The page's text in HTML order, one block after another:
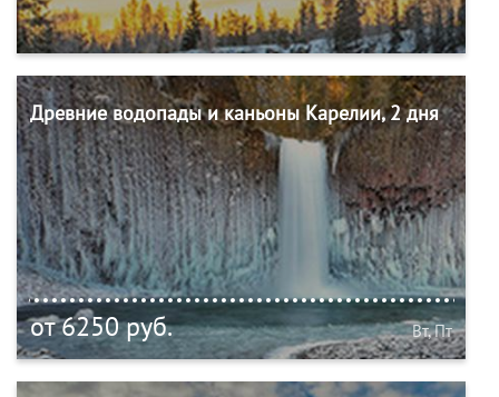
Древние водопады и каньоны Карелии, 2 дня
от 6250 руб. Вт, Пт